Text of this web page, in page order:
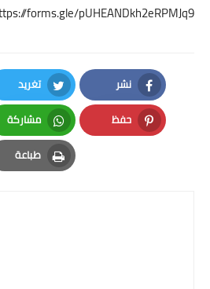
forms.gle/pUHEANDkh2eRPMJq9
نشر
Facebook
تغريد
Twitter
حفظ
Pinterest
مشاركة
Whatsapp
طباعة
Print